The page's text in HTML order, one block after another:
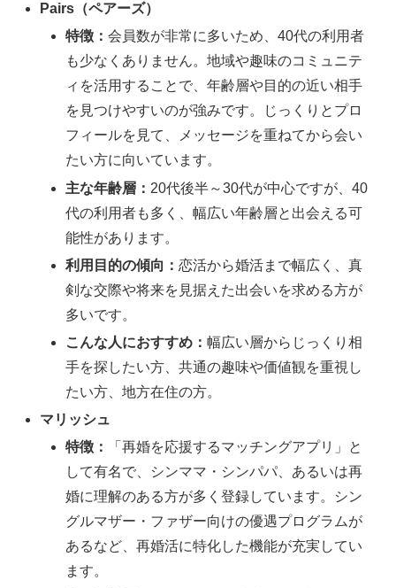
Pairs（ペアーズ）
特徴：会員数が非常に多いため、40代の利用者
も少なくありません。地域や趣味のコミュニテ
ィを活用することで、年齢層や目的の近い相手
を見つけやすいのが強みです。じっくりとプロ
フィールを見て、メッセージを重ねてから会い
たい方に向いています。
主な年齢層： 20代後半～30代が中心ですが、40
代の利用者も多く、幅広い年齢層と出会える可
能性があります。
利用目的の傾向：恋活から婚活まで幅広く、真
剣な交際や将来を見据えた出会いを求める方が
多いです。
こんな人におすすめ：幅広い層からじっくり相
手を探したい方、共通の趣味や価値観を重視し
たい方、地方在住の方。
マリッシュ
特徴：
「再婚を応援するマッチングアプリ」と
して有名で、シンママ・シンパパ、あるいは再
婚に理解のある方が多く登録しています。シン
グルマザー・ファザー向けの優遇プログラムが
あるなど、再婚活に特化した機能が充実してい
ます。